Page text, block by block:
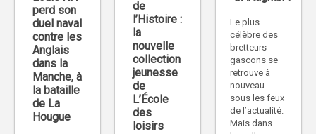
perd son
duel naval
contre les
Anglais
dans la
Manche, à
la bataille
de La
Hougue
de
l’Histoire :
la
nouvelle
collection
jeunesse
de
L’École
des
loisirs
Le plus
célèbre des
bretteurs
gascons se
retrouve à
nouveau
sous les feux
de l’actualité.
Mais dans